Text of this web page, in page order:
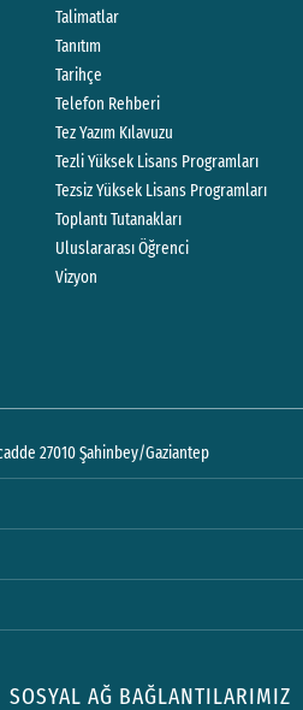
Talimatlar
Tanıtım
Tarihçe
Telefon Rehberi
Tez Yazım Kılavuzu
Tezli Yüksek Lisans Programları
Tezsiz Yüksek Lisans Programları
Toplantı Tutanakları
Uluslararası Öğrenci
Vizyon
27010 Şahinbey/Gaziantep
SOSYAL AĞ BAĞLANTILARIMIZ